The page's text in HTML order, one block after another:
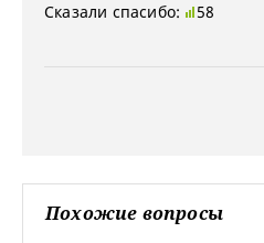
Сказали спасибо: 58
Похожие вопросы